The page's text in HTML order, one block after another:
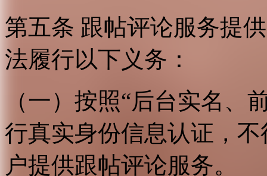
第五条 跟帖评论服务提
法履行以下义务：
（一）按照“后台实名、
行真实身份信息认证，
户提供跟帖评论服务。